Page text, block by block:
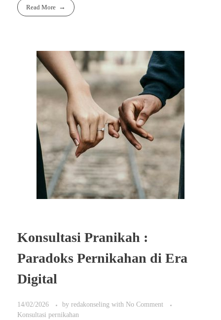
Read More
Konsultasi Pranikah :
Paradoks Pernikahan di Era
Digital
14/02/2026 by redakonseling with No Comment
Konsultasi pernikahan